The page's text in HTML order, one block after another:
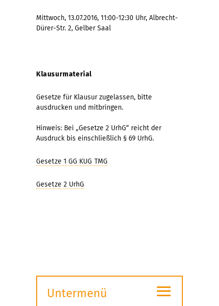
Mittwoch, 13.07.2016, 11:00-12:30 Uhr, Albrecht-
Dürer-Str. 2, Gelber Saal
Klausurmaterial
Gesetze für Klausur zugelassen, bitte
ausdrucken und mitbringen.
Hinweis: Bei „Gesetze 2 UrhG“ reicht der
Ausdruck bis einschließlich § 69 UrhG.
Gesetze 1 GG KUG TMG
Gesetze 2 UrhG
Untermenü
≡